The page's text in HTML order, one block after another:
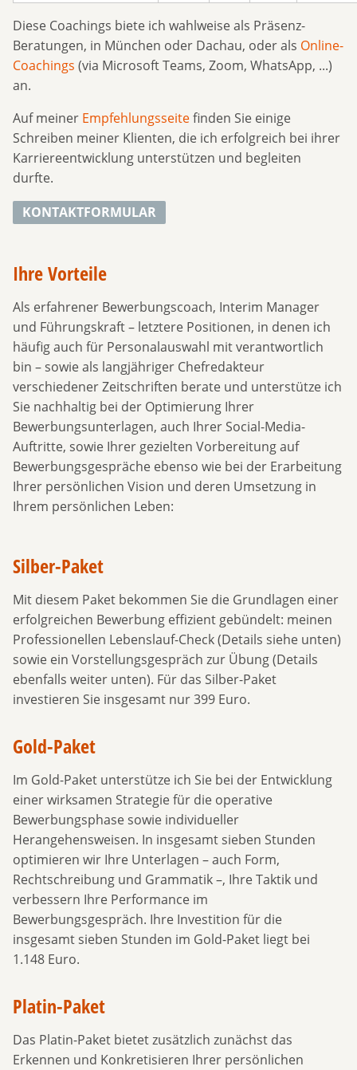
Diese Coachings biete ich wahlweise als Präsenz-
Beratungen, in München oder Dachau, oder als Online-
Coachings (via Microsoft Teams, Zoom, WhatsApp, ...)
an.
Auf meiner Empfehlungsseitefinden Sie einige
Schreiben meiner Klienten, die ich erfolgreich bei ihrer
Karriereentwicklung unterstützen und begleiten
durfte.
KONTAKTFORMULAR
Ihre Vorteile
Als erfahrener Bewerbungscoach, Interim Manager
und Führungskraft – letztere Positionen, in denen ich
häufig auch für Personalauswahl mit verantwortlich
bin – sowie als langjähriger Chefredakteur
verschiedener Zeitschriften berate und unterstütze ich
Sie nachhaltig bei der Optimierung Ihrer
Bewerbungsunterlagen, auch Ihrer Social-Media-
Auftritte, sowie Ihrer gezielten Vorbereitung auf
Bewerbungsgespräche ebenso wie bei der Erarbeitung
Ihrer persönlichen Vision und deren Umsetzung in
Ihrem persönlichen Leben:
Silber-Paket
Mit diesem Paket bekommen Sie die Grundlagen einer
erfolgreichen Bewerbung effizient gebündelt: meinen
Professionellen Lebenslauf-Check (Details siehe unten)
sowie ein Vorstellungsgespräch zur Übung (Details
ebenfalls weiter unten). Für das Silber-Paket
investieren Sie insgesamt nur 399 Euro.
Gold-Paket
Im Gold-Paket unterstütze ich Sie bei der Entwicklung
einer wirksamen Strategie für die operative
Bewerbungsphase sowie individueller
Herangehensweisen. In insgesamt sieben Stunden
optimieren wir Ihre Unterlagen – auch Form,
Rechtschreibung und Grammatik –, Ihre Taktik und
verbessern Ihre Performance im
Bewerbungsgespräch. Ihre Investition für die
insgesamt sieben Stunden im Gold-Paket liegt bei
1.148 Euro.
Platin-Paket
Das Platin-Paket bietet zusätzlich zunächst das
Erkennen und Konkretisieren Ihrer persönlichen